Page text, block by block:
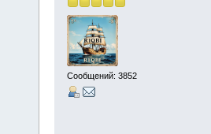
Сообщений: 3852